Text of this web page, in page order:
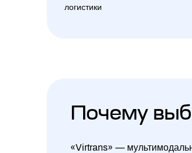
логистики
Почему
«Virtrans» —